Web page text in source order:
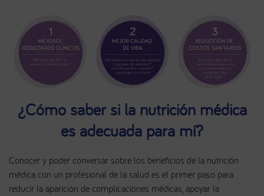
¿Cómo saber si la nutrición médica
es adecuada para mí?
Conocer y poder conversar sobre los beneficios de la nutrición
médica con un profesional de la salud es el primer paso para
reducir la aparición de complicaciones médicas, apoyar la